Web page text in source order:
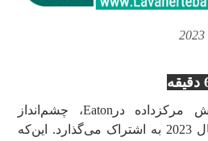
سیاران فورد، رهبر بخش مرکزداده درEaton، چشم‌انداز
مرکزداده خود را برای سال 2023 به اشتراک می‌گذارد. این‌که